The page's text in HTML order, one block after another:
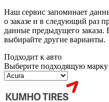
Наш сервис запоминает
о заказе и в следующий раз
данные предыдущего заказа.
выбирайте другие варианты.
Подходит к авто
Выберите подходящую марку